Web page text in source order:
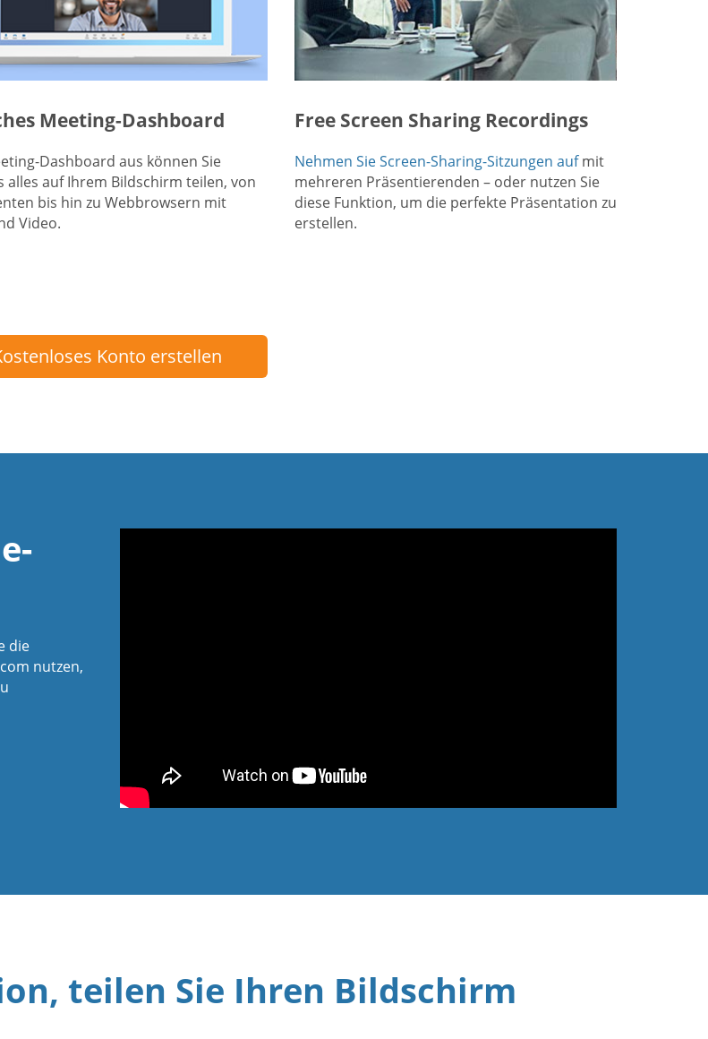
Meeting-Dashboard
Dashboard aus können Sie
alles auf Ihrem Bildschirm teilen, von
bis hin zu Webbrowsern mit
Video.
Free Screen Sharing Recordings
Nehmen Sie Screen-Sharing-Sitzungen aufmit
mehreren Präsentierenden – oder nutzen Sie
diese Funktion, um die perfekte Präsentation zu
erstellen.
Konto erstellen
die
nutzen,
teilen Sie Ihren Bildschirm